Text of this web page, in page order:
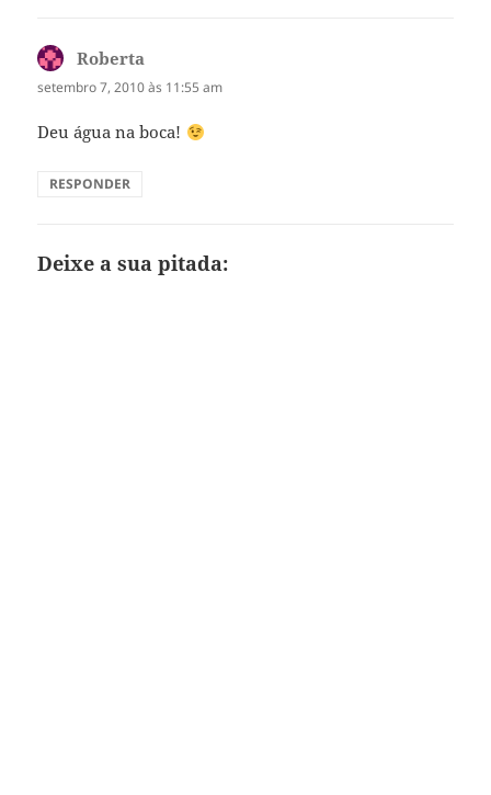
Roberta
setembro 7, 2010 às 11:55 am
Deu água na boca!
RESPONDER
Deixe a sua pitada: